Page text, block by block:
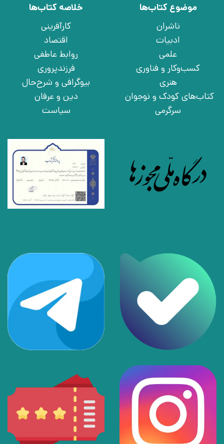
موضوع کتاب‌ها
ناشران
ادبیات
علمی
کسب‌وکار و فناوری
هنری
کتاب‌های کودک و نوجوان
سرگرمی
خلاصه کتاب‌ها
کارآفرینی
اقتصاد
روابط عاطفی
فرزندپروری
بیوگرافی و شرح‌حال
دین و عرفان
سیاست